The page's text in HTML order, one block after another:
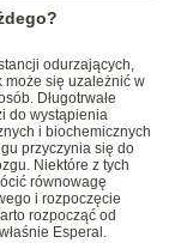
odurzających,
może się uzależnić w
Długotrwałe
do wystąpienia
i biochemicznych
przyczynia się do
Niektóre z tych
równowagę
i rozpoczęcie
rozpocząć od
Esperal.